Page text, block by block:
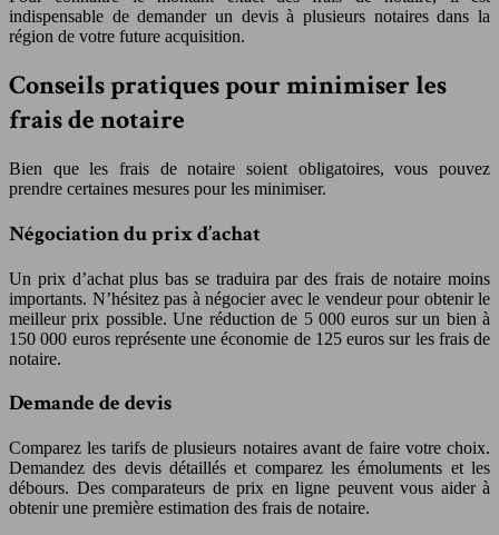
indispensable de demander un devis à plusieurs notaires dans la
région de votre future acquisition.
Conseils pratiques pour minimiser les
frais de notaire
Bien que les frais de notaire soient obligatoires, vous pouvez
prendre certaines mesures pour les minimiser.
Négociation du prix d’achat
Un prix d’achat plus bas se traduira par des frais de notaire moins
importants. N’hésitez pas à négocier avec le vendeur pour obtenir le
meilleur prix possible. Une réduction de 5 000 euros sur un bien à
150 000 euros représente une économie de 125 euros sur les frais de
notaire.
Demande de devis
Comparez les tarifs de plusieurs notaires avant de faire votre choix.
Demandez des devis détaillés et comparez les émoluments et les
débours. Des comparateurs de prix en ligne peuvent vous aider à
obtenir une première estimation des frais de notaire.